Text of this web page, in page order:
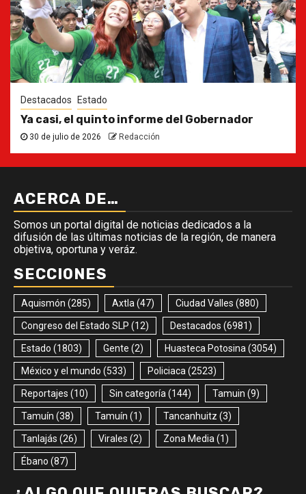
Destacados Estado
Ya casi, el quinto informe del Gobernador
30 de julio de 2026 Redacción
ACERCA DE…
Somos un portal digital de noticias dedicados a la
difusión de las últimas noticias de la región, de manera
objetiva, oportuna y veráz.
SECCIONES
Aquismón (285) Axtla (47) Ciudad Valles (880)
Congreso del Estado SLP (12) Destacados (6981)
Estado (1803) Gente (2) Huasteca Potosina (3054)
México y el mundo (533) Policiaca (2523)
Reportajes (10) Sin categoría (144) Tamuin (9)
Tamuín (38) Tamuín (1) Tancanhuitz (3)
Tanlajás (26) Virales (2) Zona Media (1)
Ébano (87)